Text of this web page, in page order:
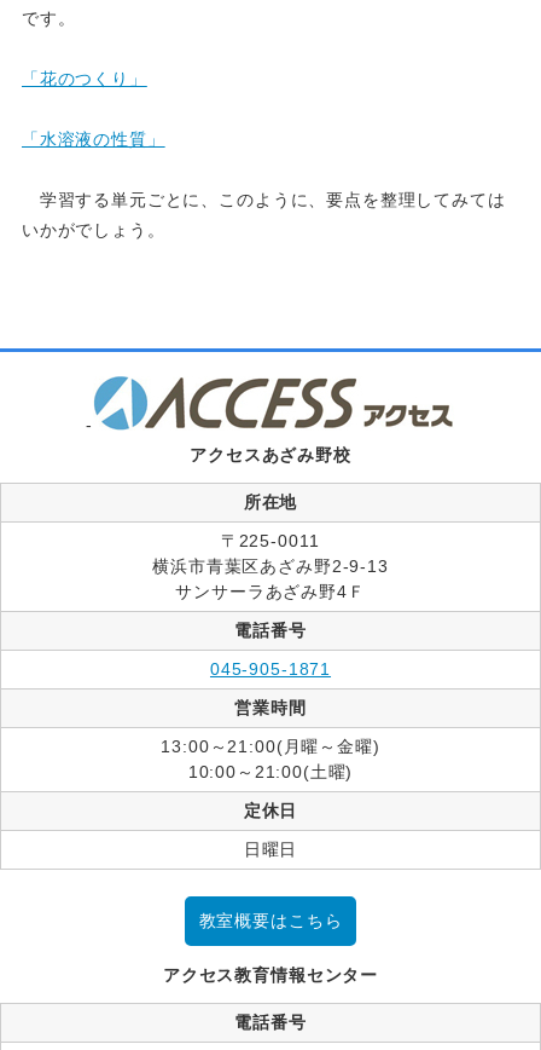
です。
「花のつくり」
「水溶液の性質」
学習する単元ごとに、このように、要点を整理してみては
いかがでしょう。
-
アクセスあざみ野校
所在地
〒225-0011
横浜市青葉区あざみ野2-9-13
サンサーラあざみ野4Ｆ
電話番号
045-905-1871
営業時間
13:00～21:00(月曜～金曜)
10:00～21:00(土曜)
定休日
日曜日
教室概要はこちら
アクセス教育情報センター
電話番号